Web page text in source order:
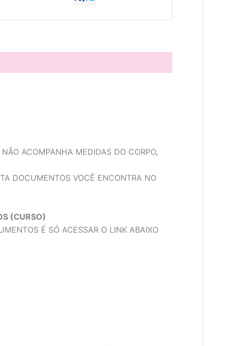
ACOMPANHA MEDIDAS DO CORPO,
DOCUMENTOS VOCÊ ENCONTRA NO
(CURSO)
É SÓ ACESSAR O LINK ABAIXO